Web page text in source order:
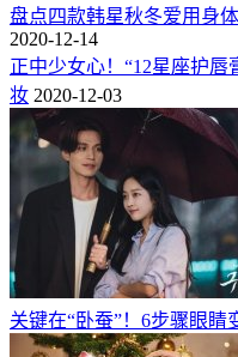
盘点四款韩星秋冬爱用身
2020-12-14
正中少女心！“12星座护唇
妆 2020-12-03
关键在“卧蚕”！6步骤眼睛